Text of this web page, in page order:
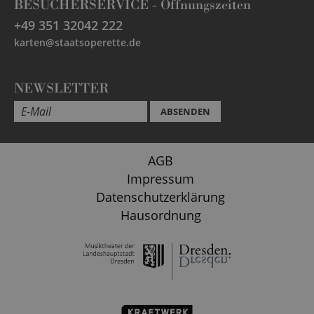
BESUCHERSERVICE - Öffnungszeiten
+49 351 32042 222
karten@staatsoperette.de
NEWSLETTER
ABSENDEN
AGB
Impressum
Datenschutzerklärung
Hausordnung